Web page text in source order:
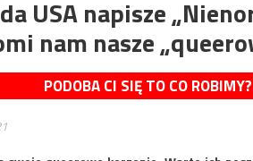
USA napisze
nam nasze
PODOBA CI SIĘ TO CO